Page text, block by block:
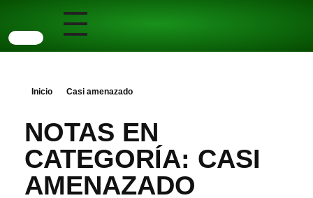
Inicio Casi amenazado
NOTAS EN
CATEGORÍA: CASI
AMENAZADO